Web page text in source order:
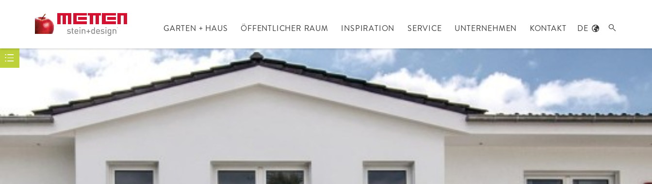
GARTEN + HAUS ÖFFENTLICHER RAUM INSPIRATION SERVICE UNTERNEHMEN KONTAKT DE 